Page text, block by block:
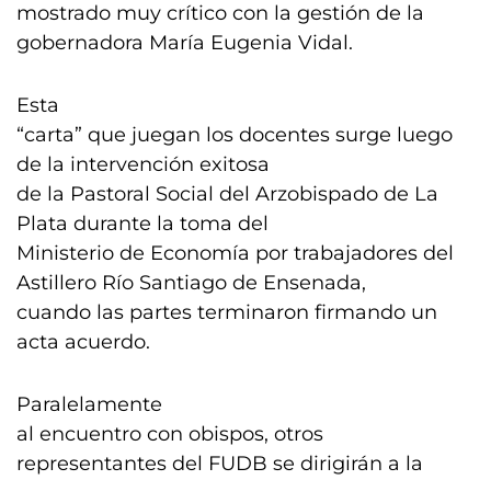
mostrado muy crítico con la gestión de la
gobernadora María Eugenia Vidal.
Esta
“carta” que juegan los docentes surge luego
de la intervención exitosa
de la Pastoral Social del Arzobispado de La
Plata durante la toma del
Ministerio de Economía por trabajadores del
Astillero Río Santiago de Ensenada,
cuando las partes terminaron firmando un
acta acuerdo.
Paralelamente
al encuentro con obispos, otros
representantes del FUDB se dirigirán a la